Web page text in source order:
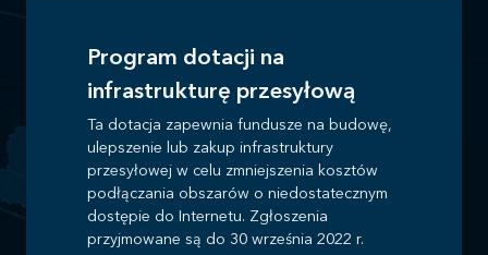
Program dotacji na
infrastrukturę przesyłową
Ta dotacja zapewnia fundusze na budowę,
ulepszenie lub zakup infrastruktury
przesyłowej w celu zmniejszenia kosztów
podłączania obszarów o niedostatecznym
dostępie do Internetu. Zgłoszenia
przyjmowane są do 30 września 2022 r.